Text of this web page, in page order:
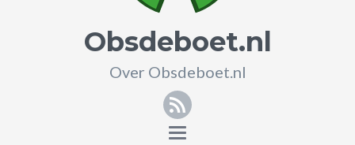
Obsdeboet.nl
Over Obsdeboet.nl
RSS
Toggle